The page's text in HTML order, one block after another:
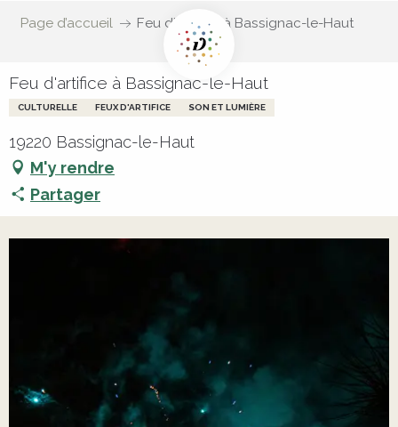
Page d’accueil Feu d'artifice à Bassignac-le-Haut
Feu d'artifice à Bassignac-le-Haut
CULTURELLE FEUX D'ARTIFICE SON ET LUMIÈRE
19220 Bassignac-le-Haut
M'y rendre
Partager